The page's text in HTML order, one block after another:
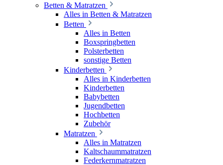
Betten & Matratzen
Alles in Betten & Matratzen
Betten
Alles in Betten
Boxspringbetten
Polsterbetten
sonstige Betten
Kinderbetten
Alles in Kinderbetten
Kinderbetten
Babybetten
Jugendbetten
Hochbetten
Zubehör
Matratzen
Alles in Matratzen
Kaltschaummatratzen
Federkernmatratzen